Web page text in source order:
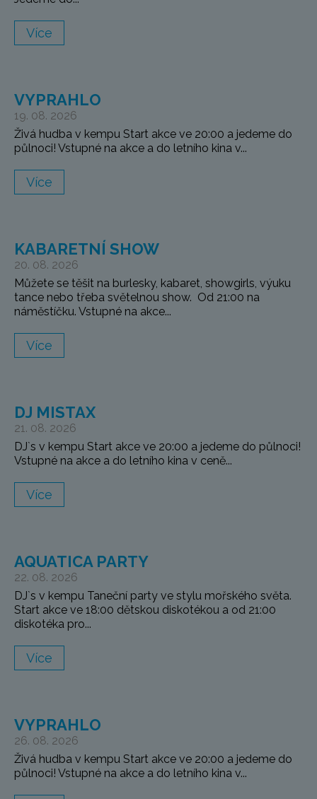
Více
VYPRAHLO
19. 08. 2026
Živá hudba v kempu Start akce ve 20:00 a jedeme do
půlnoci! Vstupné na akce a do letního kina v...
Více
KABARETNÍ SHOW
20. 08. 2026
Můžete se těšit na burlesky, kabaret, showgirls, výuku
tance nebo třeba světelnou show. Od 21:00 na
náměstíčku. Vstupné na akce...
Více
DJ MISTAX
21. 08. 2026
DJ`s v kempu Start akce ve 20:00 a jedeme do půlnoci!
Vstupné na akce a do letního kina v ceně...
Více
AQUATICA PARTY
22. 08. 2026
DJ`s v kempu Taneční party ve stylu mořského světa.
Start akce ve 18:00 dětskou diskotékou a od 21:00
diskotéka pro...
Více
VYPRAHLO
26. 08. 2026
Živá hudba v kempu Start akce ve 20:00 a jedeme do
půlnoci! Vstupné na akce a do letního kina v...